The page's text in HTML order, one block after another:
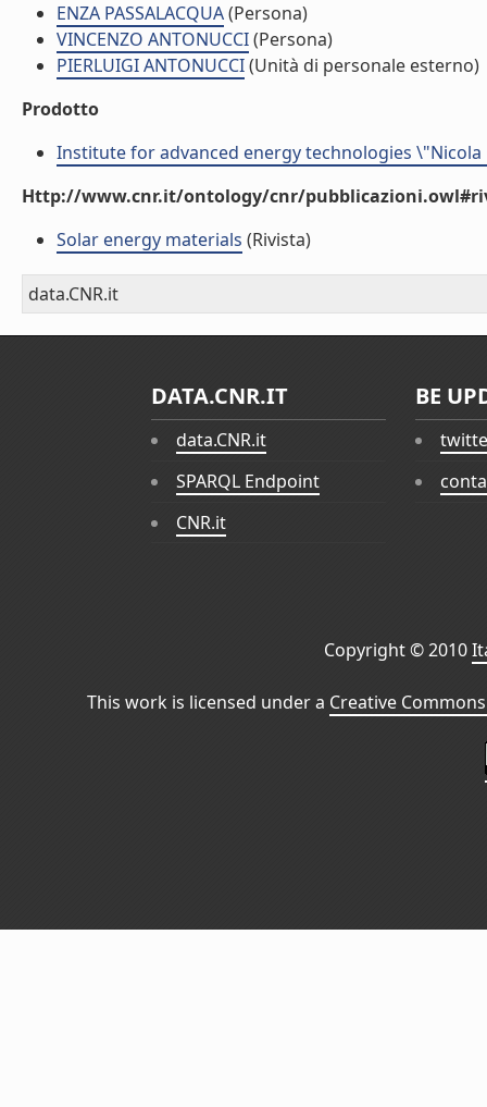
ENZA PASSALACQUA(Persona)
VINCENZO ANTONUCCI(Persona)
PIERLUIGI ANTONUCCI(Unità di personale esterno)
Prodotto
Institute for advanced energy technologies \"Nicola
Http://www.cnr.it/ontology/cnr/
Solar energy materials (Rivista)
data.CNR.it
DATA.CNR.IT
data.CNR.it
SPARQL Endpoint
CNR.it
BE
Copyright © 2010
This work is licensed under a Creative